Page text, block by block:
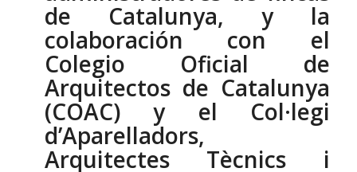
de Catalunya, y la
colaboración con el
Colegio Oficial de
Arquitectos de Catalunya
(COAC) y el Col·legi
d’Aparelladors,
Arquitectes Tècnics i